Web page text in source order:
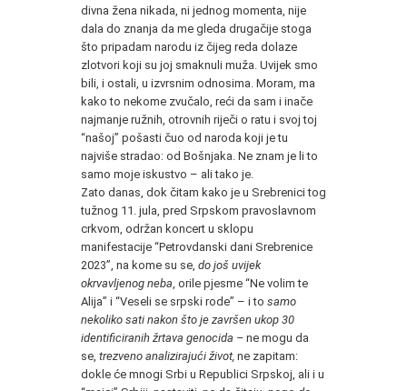
divna žena nikada, ni jednog momenta, nije
dala do znanja da me gleda drugačije stoga
što pripadam narodu iz čijeg reda dolaze
zlotvori koji su joj smaknuli muža. Uvijek smo
bili, i ostali, u izvrsnim odnosima. Moram, ma
kako to nekome zvučalo, reći da sam i inače
najmanje ružnih, otrovnih riječi o ratu i svoj toj
“našoj” pošasti čuo od naroda koji je tu
najviše stradao: od Bošnjaka. Ne znam je li to
samo moje iskustvo – ali tako je.
Zato danas, dok čitam kako je u Srebrenici tog
tužnog 11. jula, pred Srpskom pravoslavnom
crkvom, održan koncert u sklopu
manifestacije “Petrovdanski dani Srebrenice
2023”, na kome su se, do još uvijek
okrvavljenog neba , orile pjesme “Ne volim te
Alija” i “Veseli se srpski rode” – i to samo
nekoliko sati nakon što je završen ukop 30
identificiranih žrtava genocida – ne mogu da
se, trezveno analizirajući život, ne zapitam:
dokle će mnogi Srbi u Republici Srpskoj, ali i u